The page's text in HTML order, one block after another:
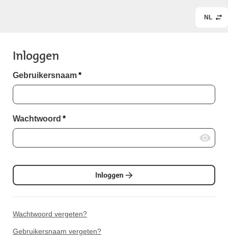
NL
Inloggen
Gebruikersnaam*
Wachtwoord *
Inloggen
Wachtwoord vergeten?
Gebruikersnaam vergeten?